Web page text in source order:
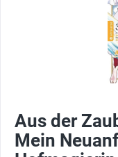
Aus der
Mein